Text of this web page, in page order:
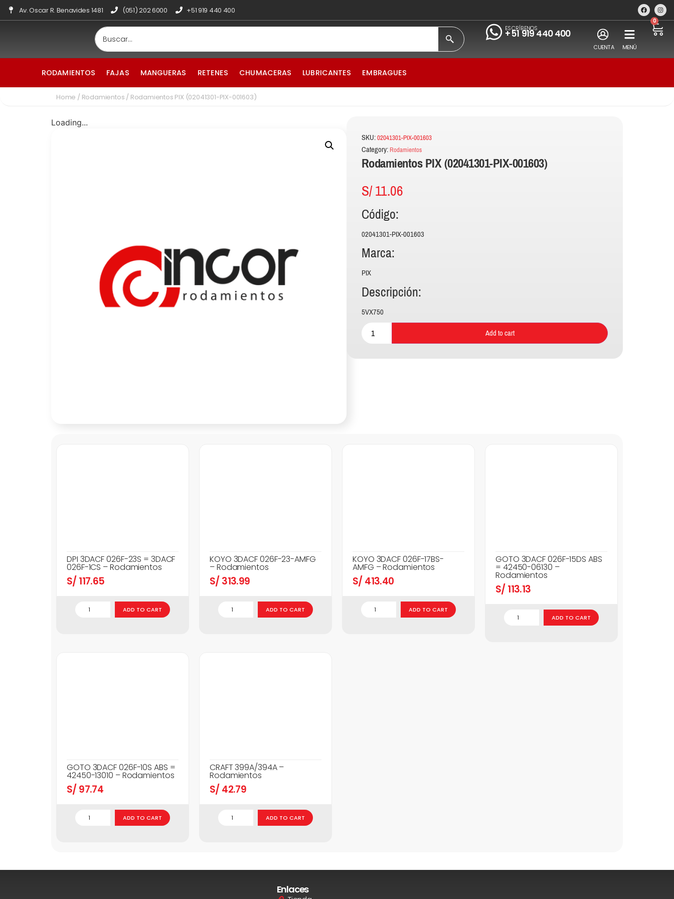
Av. Oscar R. Benavides 1481 (051) 202 6000 +51 919 440 400
ESCRÍBENOS
+51 919 440 400
CUENTA MENÚ
0
RODAMIENTOS FAJAS MANGUERAS RETENES CHUMACERAS LUBRICANTES EMBRAGUES
Home / Rodamientos / Rodamientos PIX (02041301-PIX-001603)
Loading...
SKU:02041301-PIX-001603
Category: Rodamientos
Rodamientos PIX (02041301-PIX-001603)
S/11.06
Código:
02041301-PIX-001603
Marca:
PIX
Descripción:
5VX750
Add to cart
DPI 3DACF 026F-23S = 3DACF
026F-1CS – Rodamientos
S/ 117.65
ADD TO CART
KOYO 3DACF 026F-23-AMFG
– Rodamientos
S/ 313.99
ADD TO CART
KOYO 3DACF 026F-17BS-
AMFG – Rodamientos
S/ 413.40
ADD TO CART
GOTO 3DACF 026F-15DS ABS
= 42450-06130 –
Rodamientos
S/ 113.13
ADD TO CART
GOTO 3DACF 026F-10S ABS =
42450-13010 – Rodamientos
S/ 97.74
ADD TO CART
CRAFT 399A/394A –
Rodamientos
S/ 42.79
ADD TO CART
Enlaces